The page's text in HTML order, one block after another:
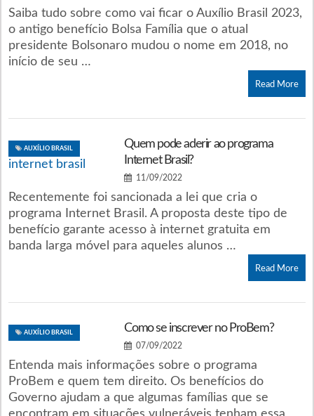
Saiba tudo sobre como vai ficar o Auxílio Brasil 2023,
o antigo benefício Bolsa Família que o atual
presidente Bolsonaro mudou o nome em 2018, no
início de seu …
Read More
AUXÍLIO BRASIL
Quem pode aderir ao programa
Internet Brasil?
11/09/2022
Recentemente foi sancionada a lei que cria o
programa Internet Brasil. A proposta deste tipo de
benefício garante acesso à internet gratuita em
banda larga móvel para aqueles alunos …
Read More
AUXÍLIO BRASIL Como se inscrever no ProBem?
07/09/2022
Entenda mais informações sobre o programa
ProBem e quem tem direito. Os benefícios do
Governo ajudam a que algumas famílias que se